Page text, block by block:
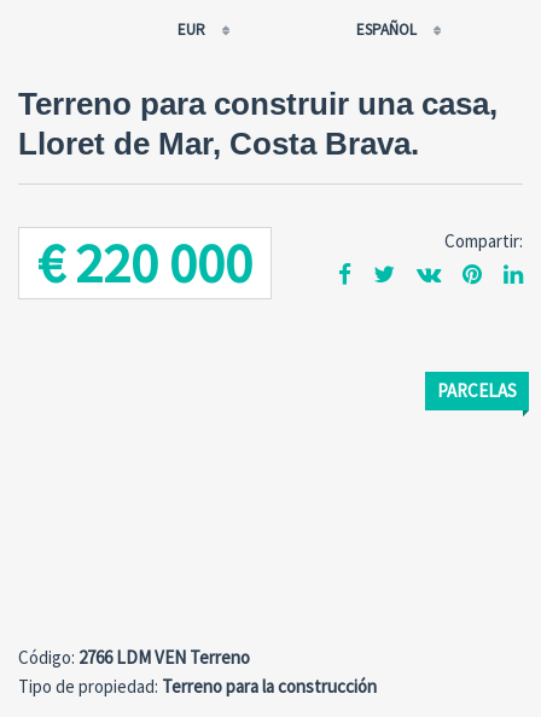
EUR
USD
RUB
GBP
ESPAÑOL
FRANÇAIS
ESPAÑOL
ENGLISH
Terreno para construir una casa,
Lloret de Mar, Costa Brava.
€ 220 000 Compartir:
PARCELAS
Сódigo: 2766 LDM VEN Terreno
Tipo de propiedad: Terreno para la construcción